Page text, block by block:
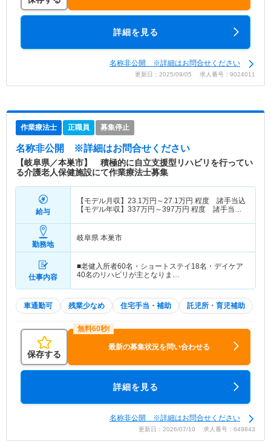
詳細を見る
名称非公開 ※詳細はお問合せください
更新日：2025/09/05 求人番号：9024011
作業療法士 正職員 募集停止
名称非公開 ※詳細はお問合せください
【岐阜県／本巣市】 積極的に自立支援型リハビリを行ってい
る介護老人保健施設にて作業療法士募集
給与
【モデル月収】 23.1万円～27.1万円 程度 諸手当込
【モデル年収】 337万円～397万円 程度 諸手当・
勤務地
岐阜県 本巣市
仕事内容
■老健入所者60名・ショートステイ18名・デイケア
40名のリハビリが主となりま…
車通勤可 残業少なめ 住宅手当・補助 託児所・育児補助
保存する
最新の募集状況を問い合わせる
詳細を見る
名称非公開 ※詳細はお問合せください
更新日：2026/07/10 求人番号：649843